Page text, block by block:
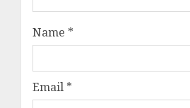
Name *
Email *